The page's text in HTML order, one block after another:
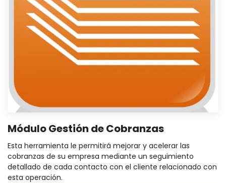
Módulo Gestión de Cobranzas
Esta herramienta le permitirá mejorar y acelerar las
cobranzas de su empresa mediante un seguimiento
detallado de cada contacto con el cliente relacionado con
esta operación.